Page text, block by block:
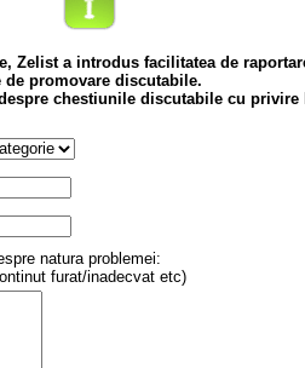
Zelist a introdus facilitatea de
promovare discutabile.
chestiunile discutabile cu privire
natura problemei:
furat/inadecvat etc)